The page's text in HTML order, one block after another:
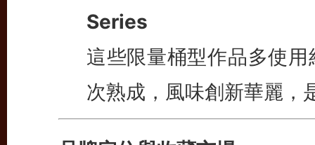
Series
這些限量桶型作品多使
次熟成，風味創新華麗，